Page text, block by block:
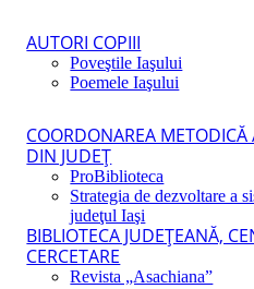
AUTORI COPIII
Poveştile Iaşului
Poemele Iaşului
COORDONAREA METODICĂ
DIN JUDEŢ
ProBiblioteca
Strategia de dezvoltare a
judeţul Iaşi
BIBLIOTECA JUDEŢEANĂ,
CERCETARE
Revista „Asachiana”